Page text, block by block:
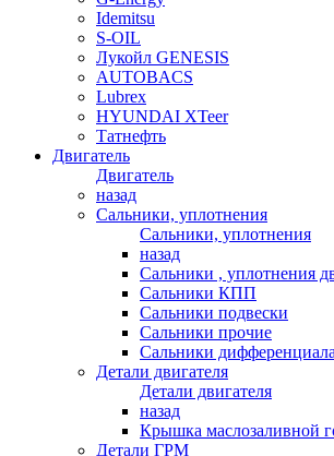
Idemitsu
S-OIL
Лукойл GENESIS
AUTOBACS
Lubrex
HYUNDAI XTeer
Татнефть
Двигатель
Двигатель
назад
Сальники, уплотнения
Сальники, уплотнения
назад
Сальники , уплотнения
Сальники КПП
Сальники подвески
Сальники прочие
Сальники дифференциала
Детали двигателя
Детали двигателя
назад
Крышка маслозаливной
Детали ГРМ